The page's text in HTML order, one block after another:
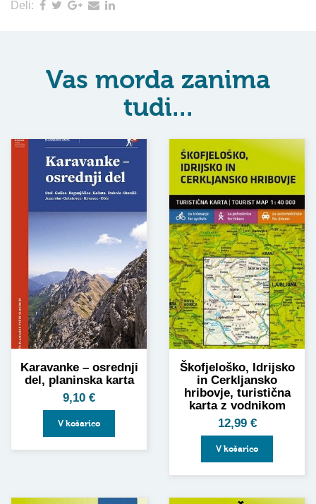
Deli:
Vas morda zanima
tudi...
Karavanke – osrednji
del, planinska karta
9,10 €
V košarico
Škofjeloško, Idrijsko
in Cerkljansko
hribovje, turistična
karta z vodnikom
12,99 €
V košarico